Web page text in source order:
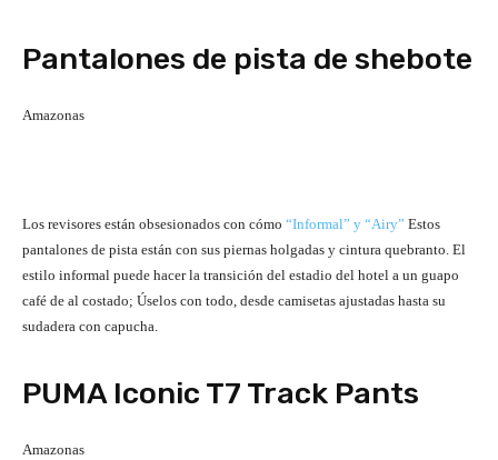
Pantalones de pista de shebote
Amazonas
Los revisores están obsesionados con cómo “Informal” y “Airy” Estos
pantalones de pista están con sus piernas holgadas y cintura quebranto. El
estilo informal puede hacer la transición del estadio del hotel a un guapo
café de al costado; Úselos con todo, desde camisetas ajustadas hasta su
sudadera con capucha.
PUMA Iconic T7 Track Pants
Amazonas